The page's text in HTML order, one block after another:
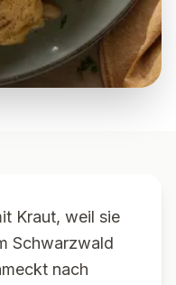
Kraut, weil sie
Schwarzwald
nach